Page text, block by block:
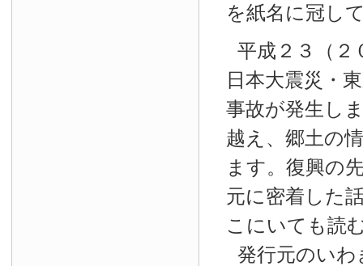
を紙名に冠し
平成２３（２
日本大震災・
事故が発生し
越え、郷土の
ます。復興の
元に密着した
こにいても読
発行元のいわ